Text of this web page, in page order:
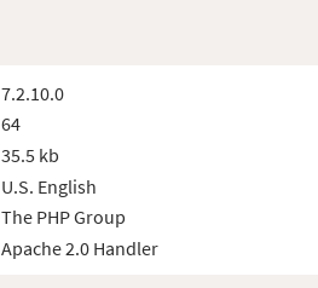
7.2.10.0
64
35.5 kb
U.S. English
The PHP Group
Apache 2.0 Handler